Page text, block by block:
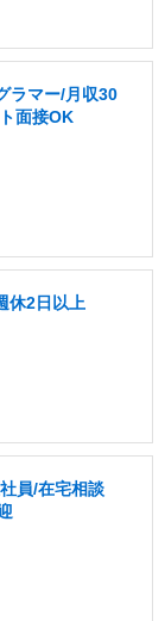
ラマー/月収30
面接OK
休2日以上
員/在宅相談